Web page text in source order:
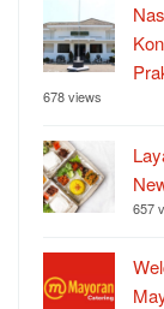
678 views
657